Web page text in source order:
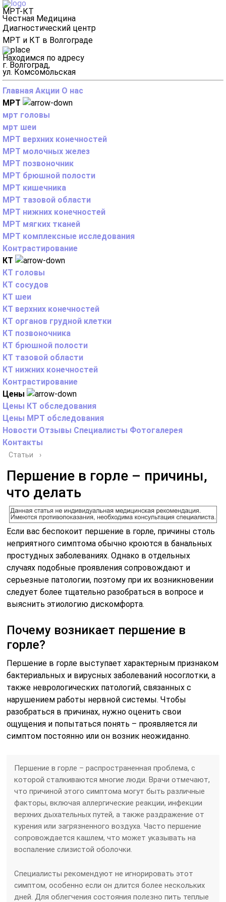
МРТ-КТ
Честная Медицина
Диагностический центр
МРТ и КТ в Волгограде
Находимся по адресу
г. Волгоград,
ул. Комсомольская
Главная Акции О нас
МРТ
мрт головы
мрт шеи
МРТ верхних конечностей
МРТ молочных желез
МРТ позвоночник
МРТ брюшной полости
МРТ кишечника
МРТ тазовой области
МРТ нижних конечностей
МРТ мягких тканей
МРТ комплексные исследования
Контрастирование
КТ
КТ головы
КТ сосудов
КТ шеи
КТ верхних конечностей
КТ органов грудной клетки
КТ позвоночника
КТ брюшной полости
КТ тазовой области
КТ нижних конечностей
Контрастирование
Цены
Цены КТ обследования
Цены МРТ обследования
Новости Отзывы Специалисты Фотогалерея
Контакты
Статьи ›
Першение в горле – причины,
что делать
Если вас беспокоит першение в горле, причины столь
неприятного симптома обычно кроются в банальных
простудных заболеваниях. Однако в отдельных
случаях подобные проявления сопровождают и
серьезные патологии, поэтому при их возникновении
следует более тщательно разобраться в вопросе и
выяснить этиологию дискомфорта.
Почему возникает першение в
горле?
Першение в горле выступает характерным признаком
бактериальных и вирусных заболеваний носоглотки, а
также неврологических патологий, связанных с
нарушением работы нервной системы. Чтобы
разобраться в причинах, нужно оценить свои
ощущения и попытаться понять – проявляется ли
симптом постоянно или он возник неожиданно.
Першение в горле – распространенная проблема, с
которой сталкиваются многие люди. Врачи отмечают,
что причиной этого симптома могут быть различные
факторы, включая аллергические реакции, инфекции
верхних дыхательных путей, а также раздражение от
курения или загрязненного воздуха. Часто першение
сопровождается кашлем, что может указывать на
воспаление слизистой оболочки.
Специалисты рекомендуют не игнорировать этот
симптом, особенно если он длится более нескольких
дней. Для облегчения состояния полезно пить теплые